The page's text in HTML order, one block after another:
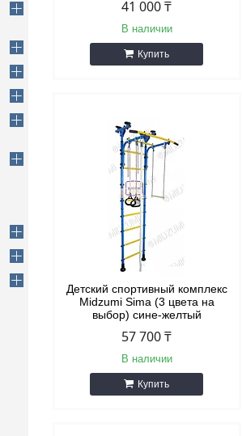
41 000 ₸
В наличии
Купить
Детский спортивный комплекс
Midzumi Sima (3 цвета на
выбор) сине-желтый
57 700 ₸
В наличии
Купить